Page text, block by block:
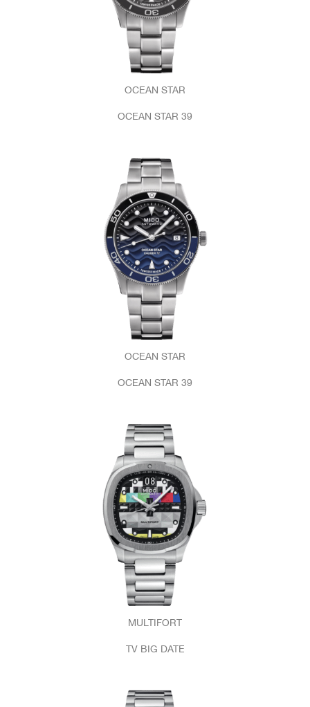
OCEAN STAR
OCEAN STAR 39
OCEAN STAR
OCEAN STAR 39
MULTIFORT
TV BIG DATE